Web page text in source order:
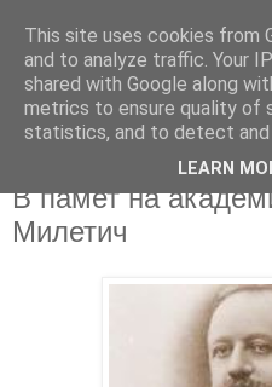
В памет на
Милетич
This site uses cookies from
and to analyze traffic. Your
shared with Google along
metrics to ensure quality of
statistics, and to detect and
LEARN